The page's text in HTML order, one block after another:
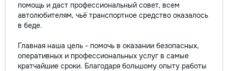
помощь и даст профессиональный совет, всем
автолюбителям, чьё транспортное средство оказалось
в беде.
Главная наша цель - помочь в оказании безопасных,
оперативных и профессиональных услуг в самые
кратчайшие сроки. Благодаря большому опыту работы